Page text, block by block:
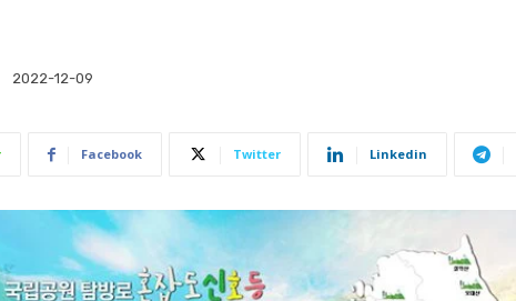
2022-12-09
Facebook Twitter Linkedin